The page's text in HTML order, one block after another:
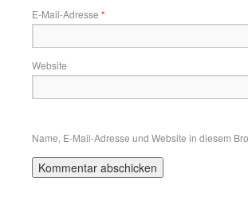
E-Mail-Adresse *
Website
Name, E-Mail-Adresse und Website in diesem